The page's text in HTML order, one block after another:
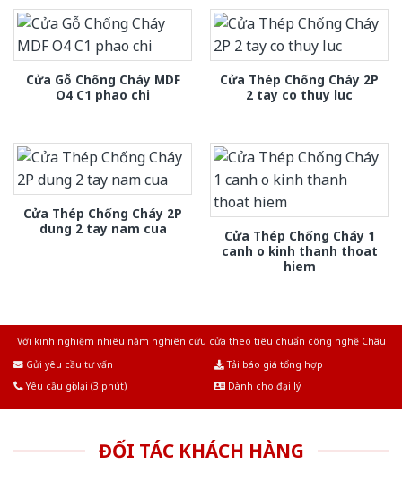
Cửa Gỗ Chống Cháy MDF
O4 C1 phao chi
Cửa Thép Chống Cháy 2P
2 tay co thuy luc
Cửa Thép Chống Cháy 2P
dung 2 tay nam cua
Cửa Thép Chống Cháy 1
canh o kinh thanh thoat
hiem
Với kinh nghiệm nhiêu năm nghiên cứu cửa theo tiêu chuẩn công nghệ Châu
Gửi yêu cầu tư vấn
Tải báo giá tổng hợp
Yêu cầu gọi lại (3 phút)
Dành cho đại lý
ĐỐI TÁC KHÁCH HÀNG